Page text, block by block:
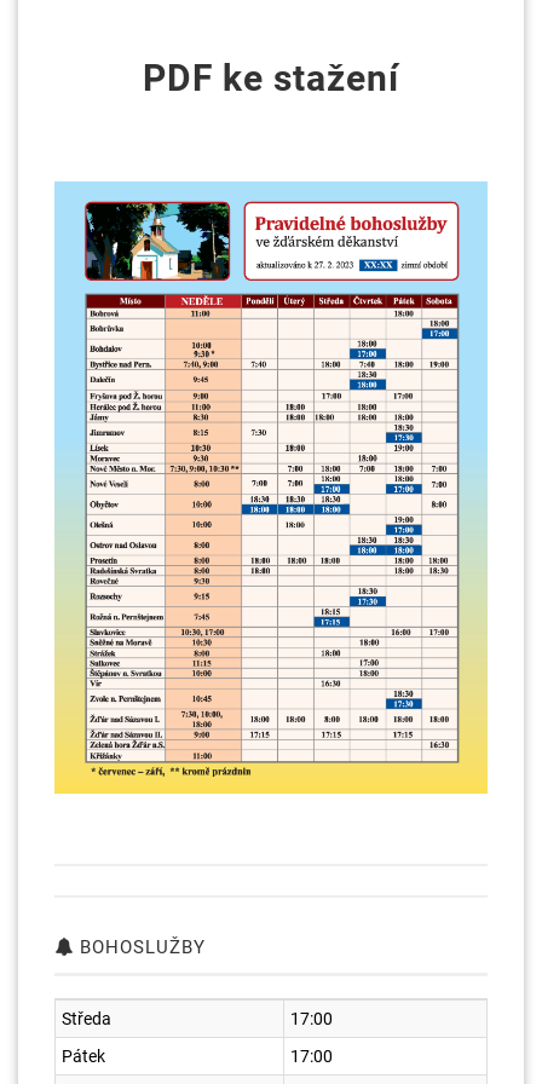
PDF ke stažení
BOHOSLUŽBY
Středa
17:00
Pátek
17:00